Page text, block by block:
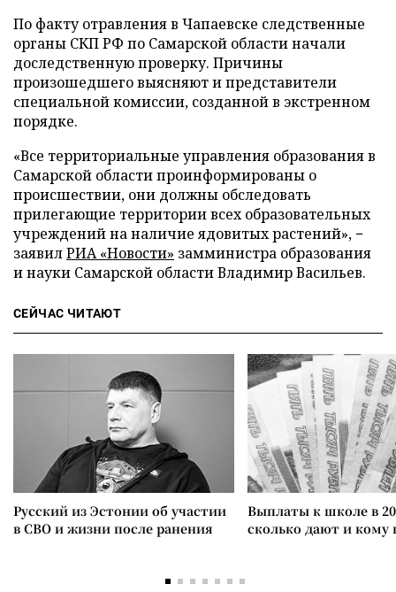
По факту отравления в Чапаевске следственные
органы СКП РФ по Самарской области начали
доследственную проверку. Причины
произошедшего выясняют и представители
специальной комиссии, созданной в экстренном
порядке.
«Все территориальные управления образования в
Самарской области проинформированы о
происшествии, они должны обследовать
прилегающие территории всех образовательных
учреждений на наличие ядовитых растений», −
заявилРИА «Новости» замминистра образования
и науки Самарской области Владимир Васильев.
СЕЙЧАС ЧИТАЮТ
Русский из Эстонии об участии
в СВО и жизни после ранения
Выплаты к школе в
сколько дают и